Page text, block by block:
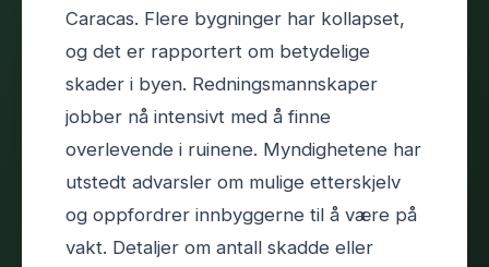
Caracas. Flere bygninger har kollapset,
og det er rapportert om betydelige
skader i byen. Redningsmannskaper
jobber nå intensivt med å finne
overlevende i ruinene. Myndighetene har
utstedt advarsler om mulige etterskjelv
og oppfordrer innbyggerne til å være på
vakt. Detaljer om antall skadde eller